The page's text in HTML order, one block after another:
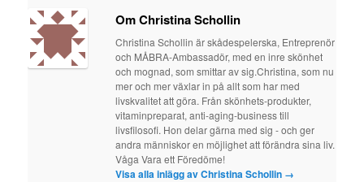
Om Christina Schollin
Christina Schollin är skådespelerska, Entreprenör
och MÅBRA-Ambassadör, med en inre skönhet
och mognad, som smittar av sig.Christina, som nu
mer och mer växlar in på allt som har med
livskvalitet att göra. Från skönhets-produkter,
vitaminpreparat, anti-aging-business till
livsfilosofi. Hon delar gärna med sig - och ger
andra människor en möjlighet att förändra sina liv.
Våga Vara ett Föredöme!
Visa alla inlägg av Christina Schollin →